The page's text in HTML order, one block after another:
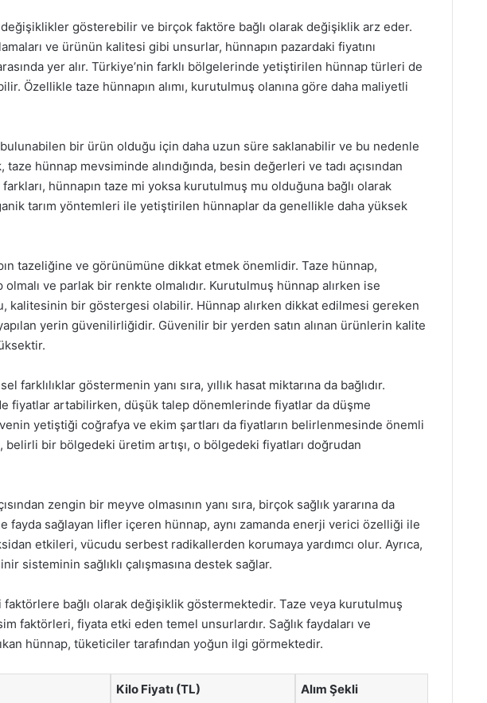
gösterebilir ve birçok faktöre bağlı olarak değişiklik arz eder.
ve ürünün kalitesi gibi unsurlar, hünnapın pazardaki fiyatını
yer alır. Türkiye’nin farklı bölgelerinde yetiştirilen hünnap türleri de
Özellikle taze hünnapın alımı, kurutulmuş olanına göre daha maliyetli
bir ürün olduğu için daha uzun süre saklanabilir ve bu nedenle
hünnap mevsiminde alındığında, besin değerleri ve tadı açısından
hünnapın taze mi yoksa kurutulmuş mu olduğuna bağlı olarak
tarım yöntemleri ile yetiştirilen hünnaplar da genellikle daha yüksek
tazeliğine ve görünümüne dikkat etmek önemlidir. Taze hünnap,
ve parlak bir renkte olmalıdır. Kurutulmuş hünnap alırken ise
kalitesinin bir göstergesi olabilir. Hünnap alırken dikkat edilmesi gereken
yerin güvenilirliğidir. Güvenilir bir yerden satın alınan ürünlerin kalite
farklılıklar göstermenin yanı sıra, yıllık hasat miktarına da bağlıdır.
fiyatlar artabilirken, düşük talep dönemlerinde fiyatlar da düşme
yetiştiği coğrafya ve ekim şartları da fiyatların belirlenmesinde önemli
belirli bir bölgedeki üretim artışı, o bölgedeki fiyatları doğrudan
zengin bir meyve olmasının yanı sıra, birçok sağlık yararına da
fayda sağlayan lifler içeren hünnap, aynı zamanda enerji verici özelliği ile
etkileri, vücudu serbest radikallerden korumaya yardımcı olur. Ayrıca,
sisteminin sağlıklı çalışmasına destek sağlar.
faktörlere bağlı olarak değişiklik göstermektedir. Taze veya kurutulmuş
faktörleri, fiyata etki eden temel unsurlardır. Sağlık faydaları ve
hünnap, tüketiciler tarafından yoğun ilgi görmektedir.
Kilo Fiyatı (TL) Alım Şekli